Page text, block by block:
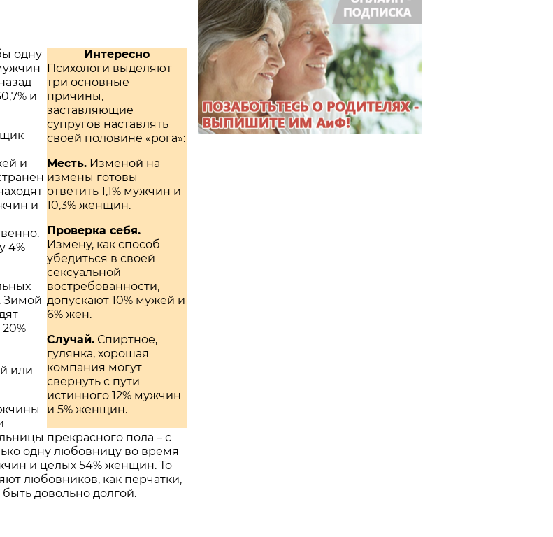
Интересно
Психологи выделяют
три основные
причины,
заставляющие
супругов наставлять
своей половине «рога»:
Месть. Изменой на
измены готовы
ответить 1,1% мужчин и
10,3% женщин.
Проверка себя.
Измену, как способ
убедиться в своей
сексуальной
востребованности,
допускают 10% мужей и
6% жен.
Случай. Спиртное,
гулянка, хорошая
компания могут
свернуть с пути
истинного 12% мужчин
и 5% женщин.
одну
и
и
и
4%
Зимой
или
прекрасного пола – с
одну любовницу во время
и целых 54% женщин. То
любовников, как перчатки,
довольно долгой.